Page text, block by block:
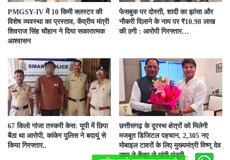
PMGSY-IV में 10 किमी क्लस्टर की
विशेष व्यवस्था का प्रस्ताव, केंद्रीय मंत्री
शिवराज सिंह चौहान ने दिया सकारात्मक
आश्वासन
फेसबुक पर दोस्ती, शादी का झांसा और
नौकरी दिलाने के नाम पर ₹10.98 लाख
की ठगी : आरोपी गिरफ्तार…
67 किलो गांजा तस्करी केस: यूपी में छिपा
बैठा था आरोपी, कांकेर पुलिस ने बदायूं से
किया गिरफ्तार..
छत्तीसगढ़ के दूरस्थ क्षेत्रों को मिलेगी
मजबूत डिजिटल पहचान, 2,305 नए
मोबाइल टावरों के लिए मुख्यमंत्री विष्णु देव
साय ने केंद्र से मांगी मंजूरी..